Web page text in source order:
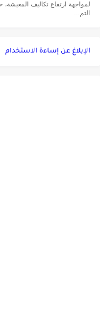
لمواجهة ارتفاع تكاليف
التم...
الإبلاغ عن إساءة الاستخدام